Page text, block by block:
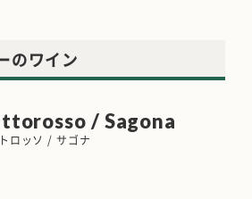
のワイン
/ Sagona
ロッソ / サゴナ